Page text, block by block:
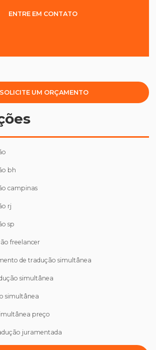
ENTRE EM CONTATO
SOLICITE UM ORÇAMENTO
bh
campinas
rj
sp
freelancer
de tradução simultânea
simultânea
simultânea
preço
juramentada